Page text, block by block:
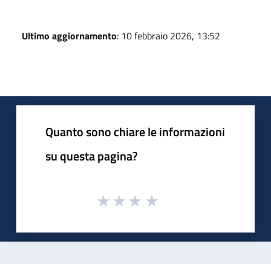
Ultimo aggiornamento: 10 febbraio 2026, 13:52
Quanto sono chiare le informazioni
su questa pagina?